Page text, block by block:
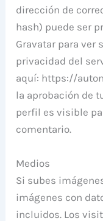
dirección de
hash) puede ser
Gravatar para ver
privacidad del
aquí: https://
la aprobación de
perfil es visible
comentario.
Medios
Si subes
imágenes con
incluidos. Los